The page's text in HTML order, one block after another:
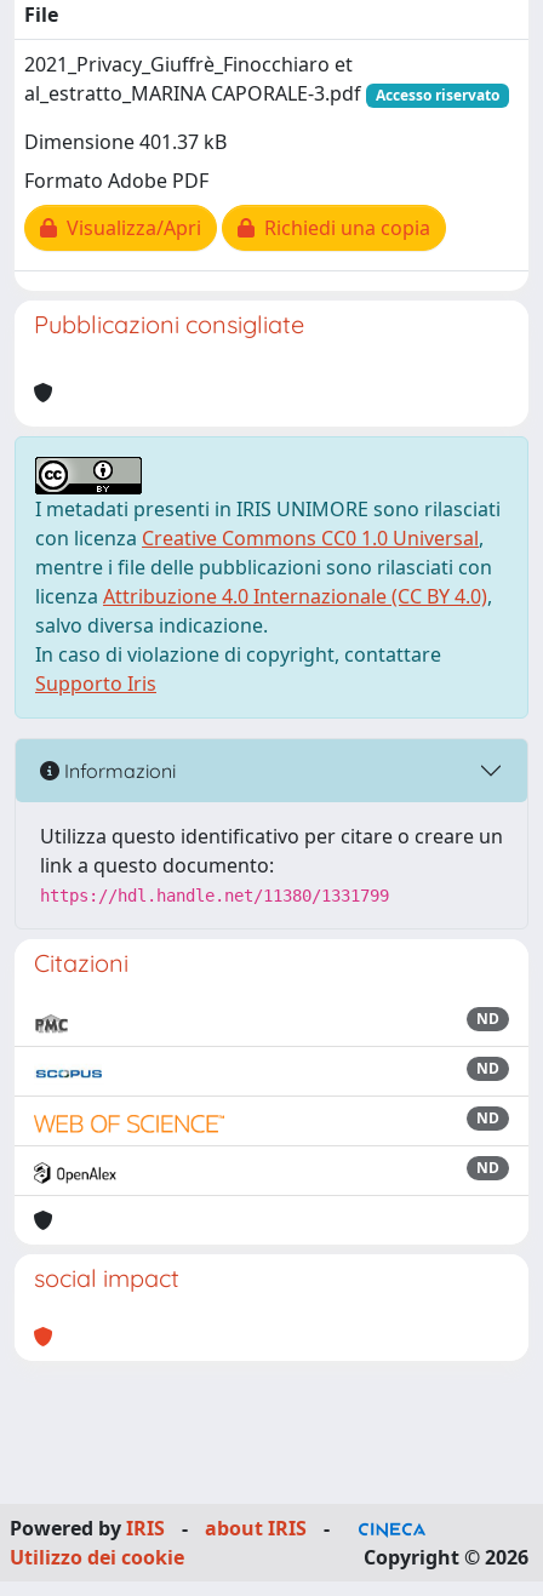
File
2021_Privacy_Giuffrè_Finocchiaro et
al_estratto_MARINA CAPORALE-3.pdf
Accesso riservato
Dimensione 401.37 kB
Formato Adobe PDF
Visualizza/Apri
Richiedi una copia
Pubblicazioni consigliate
I metadati presenti in IRIS UNIMORE sono rilasciati
con licenza Creative Commons CC0 1.0 Universal,
mentre i file delle pubblicazioni sono rilasciati con
licenza Attribuzione 4.0 Internazionale (CC BY 4.0),
salvo diversa indicazione.
In caso di violazione di copyright, contattare
Supporto Iris
Informazioni
Utilizza questo identificativo per citare o creare un
link a questo documento:
https://hdl.handle.net/11380/1331799
Citazioni
ND
ND
ND
ND
social impact
Powered byIRIS - about IRIS
-
Utilizzo dei cookie
Copyright © 2026